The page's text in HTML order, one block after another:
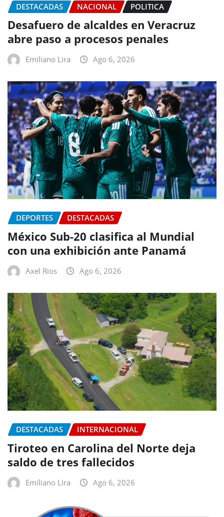
DESTACADAS NACIONAL POLITICA
Desafuero de alcaldes en Veracruz
abre paso a procesos penales
Emiliano Lira Ago 6, 2026
DEPORTES DESTACADAS
México Sub-20 clasifica al Mundial
con una exhibición ante Panamá
Axel Rios Ago 6, 2026
DESTACADAS INTERNACIONAL
Tiroteo en Carolina del Norte deja
saldo de tres fallecidos
Emiliano Lira Ago 6, 2026